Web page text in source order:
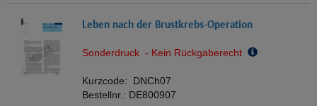
Leben nach der Brustkrebs-Operation
Sonderdruck - Kein Rückgaberecht
Kurzcode: DNCh07
Bestellnr.: DE800907